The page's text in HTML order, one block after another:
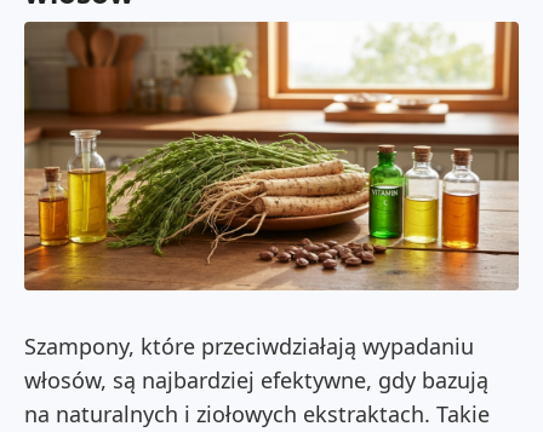
Szampony, które przeciwdziałają wypadaniu
włosów, są najbardziej efektywne, gdy bazują
na naturalnych i ziołowych ekstraktach. Takie